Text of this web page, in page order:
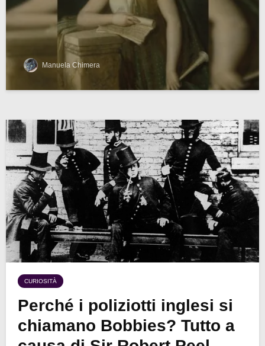
Manuela Chimera
CURIOSITÀ
Perché i poliziotti inglesi si
chiamano Bobbies? Tutto a